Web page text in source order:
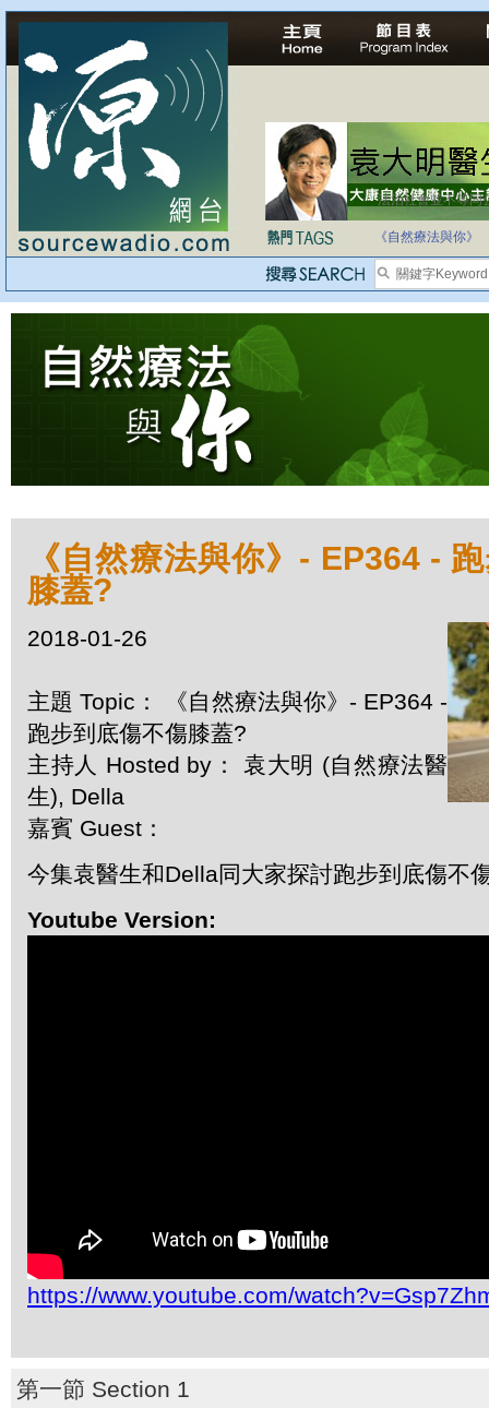
法治社會並不等同
《自然療法與你》
《自然療法與你》- EP364 -
膝蓋?
2018-01-26
主題 Topic： 《自然療法與你》- EP364 -
跑步到底傷不傷膝蓋?
主持人 Hosted by： 袁大明 (自然療法醫
生), Della
嘉賓 Guest：
今集袁醫生和Della同大家探討跑步到底傷不
Youtube Version:
https://www.youtube.com/
第一節 Section 1